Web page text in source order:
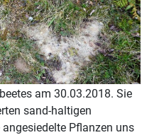
am 30.03.2018. Sie
sand-haltigen
Pflanzen uns